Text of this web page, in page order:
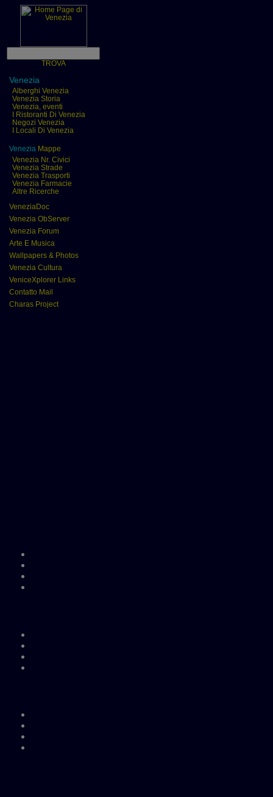
TROVA
Venezia
Alberghi Venezia
Venezia Storia
Venezia, eventi
I Ristoranti Di Venezia
Negozi Venezia
I Locali Di Venezia
Venezia Mappe
Venezia Nr. Civici
Venezia Strade
Venezia Trasporti
Venezia Farmacie
Altre Ricerche
VeneziaDoc
Venezia ObServer
Venezia Forum
Arte E Musica
Wallpapers & Photos
Venezia Cultura
VeniceXplorer Links
Contatto Mail
Charas Project